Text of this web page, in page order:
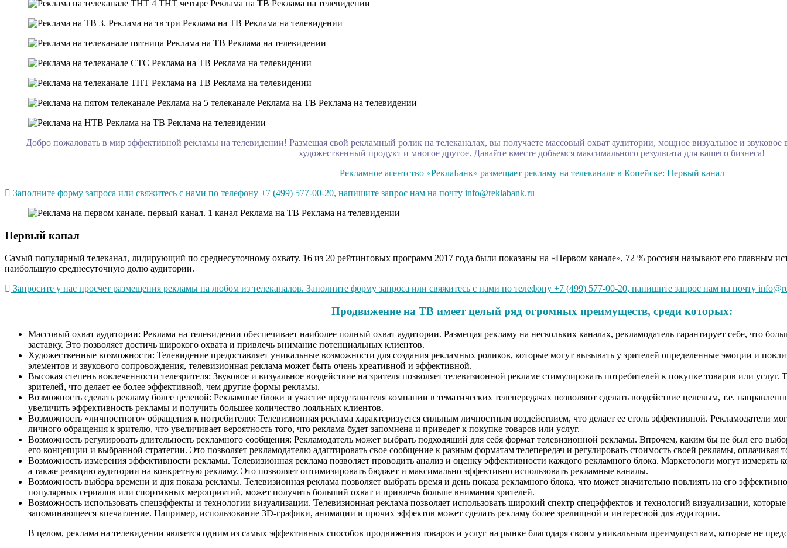
Добро пожаловать в мир эффективной рекламы на телевидении! Размещая свой рекламный ролик на телеканалах, вы получаете массовый охват аудитории, мощное визуальное и звуковое
художественный продукт и многое другое. Давайте вместе добьемся максимального результата для вашего бизнеса!
Рекламное агентство «РеклаБанк» размещает рекламу на телеканале в Копейске: Первый канал
Заполните форму запроса или свяжитесь с нами по телефону +7 (499) 577-00-20, напишите запрос нам на почту info@reklabank.ru
Первый канал
Самый популярный телеканал, лидирующий по среднесуточному охвату. 16 из 20 рейтинговых программ 2017 года были показаны на «Первом канале», 72 % россиян называют его главным
наибольшую среднесуточную долю аудитории.
Запросите у нас просчет размещения рекламы на любом из телеканалов. Заполните форму запроса или свяжитесь с нами по телефону +7 (499) 577-00-20, напишите запрос нам на почту
Продвижение на ТВ имеет целый ряд огромных преимуществ, среди которых:
Массовый охват аудитории: Реклама на телевидении обеспечивает наиболее полный охват аудитории. Размещая рекламу на нескольких каналах, рекламодатель гарантирует себе, что
заставку. Это позволяет достичь широкого охвата и привлечь внимание потенциальных клиентов.
Художественные возможности: Телевидение предоставляет уникальные возможности для создания рекламных роликов, которые могут вызывать у зрителей определенные эмоции и
элементов и звукового сопровождения, телевизионная реклама может быть очень креативной и эффективной.
Высокая степень вовлеченности телезрителя: Звуковое и визуальное воздействие на зрителя позволяет телевизионной рекламе стимулировать потребителей к покупке товаров или
зрителей, что делает ее более эффективной, чем другие формы рекламы.
Возможность сделать рекламу более целевой: Рекламные блоки и участие представителя компании в тематических телепередачах позволяют сделать воздействие целевым, т.е.
увеличить эффективность рекламы и получить большее количество лояльных клиентов.
Возможность «личностного» обращения к потребителю: Телевизионная реклама характеризуется сильным личностным воздействием, что делает ее столь эффективной. Рекламодатели
личного обращения к зрителю, что увеличивает вероятность того, что реклама будет запомнена и приведет к покупке товаров или услуг.
Возможность регулировать длительность рекламного сообщения: Рекламодатель может выбрать подходящий для себя формат телевизионной рекламы. Впрочем, каким бы не был его
его концепции и выбранной стратегии. Это позволяет рекламодателю адаптировать свое сообщение к разным форматам телепередач и регулировать стоимость своей рекламы, оплачивая
Возможность измерения эффективности рекламы. Телевизионная реклама позволяет проводить анализ и оценку эффективности каждого рекламного блока. Маркетологи могут измерять
а также реакцию аудитории на конкретную рекламу. Это позволяет оптимизировать бюджет и максимально эффективно использовать рекламные каналы.
Возможность выбора времени и дня показа рекламы. Телевизионная реклама позволяет выбрать время и день показа рекламного блока, что может значительно повлиять на его
популярных сериалов или спортивных мероприятий, может получить больший охват и привлечь больше внимания зрителей.
Возможность использовать спецэффекты и технологии визуализации. Телевизионная реклама позволяет использовать широкий спектр спецэффектов и технологий визуализации,
запоминающееся впечатление. Например, использование 3D-графики, анимации и прочих эффектов может сделать рекламу более зрелищной и интересной для аудитории.
В целом, реклама на телевидении является одним из самых эффективных способов продвижения товаров и услуг на рынке благодаря своим уникальным преимуществам, которые не